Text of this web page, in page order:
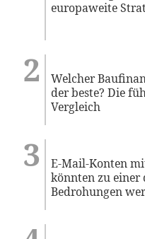
europaweite
Welcher
der beste? Die
Vergleich
E-Mail-Konten
könnten zu
Bedrohungen